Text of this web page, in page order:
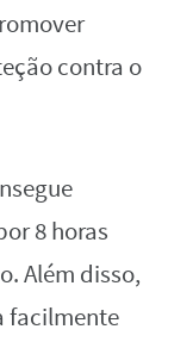
contra o
8 horas
Além disso,
facilmente